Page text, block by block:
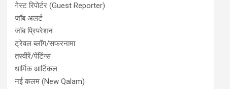
गेस्ट रिपोर्टर (Guest Reporter)
जॉब अलर्ट
जॉब प्रिपरेशन
ट्रेवल ब्लॉग/सफरनामा
तस्वीरें/पेंटिंग्स
धार्मिक आर्टिकल
नई कलम (New Qalam)